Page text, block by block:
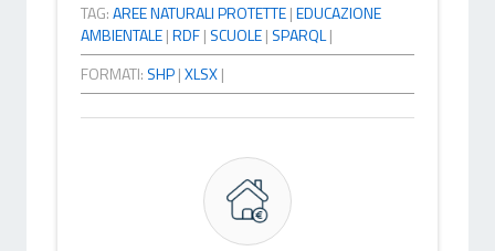
TAG:AREE NATURALI PROTETTE|EDUCAZIONE
AMBIENTALE|RDF| SCUOLE| SPARQL|
FORMATI: SHP|XLSX|